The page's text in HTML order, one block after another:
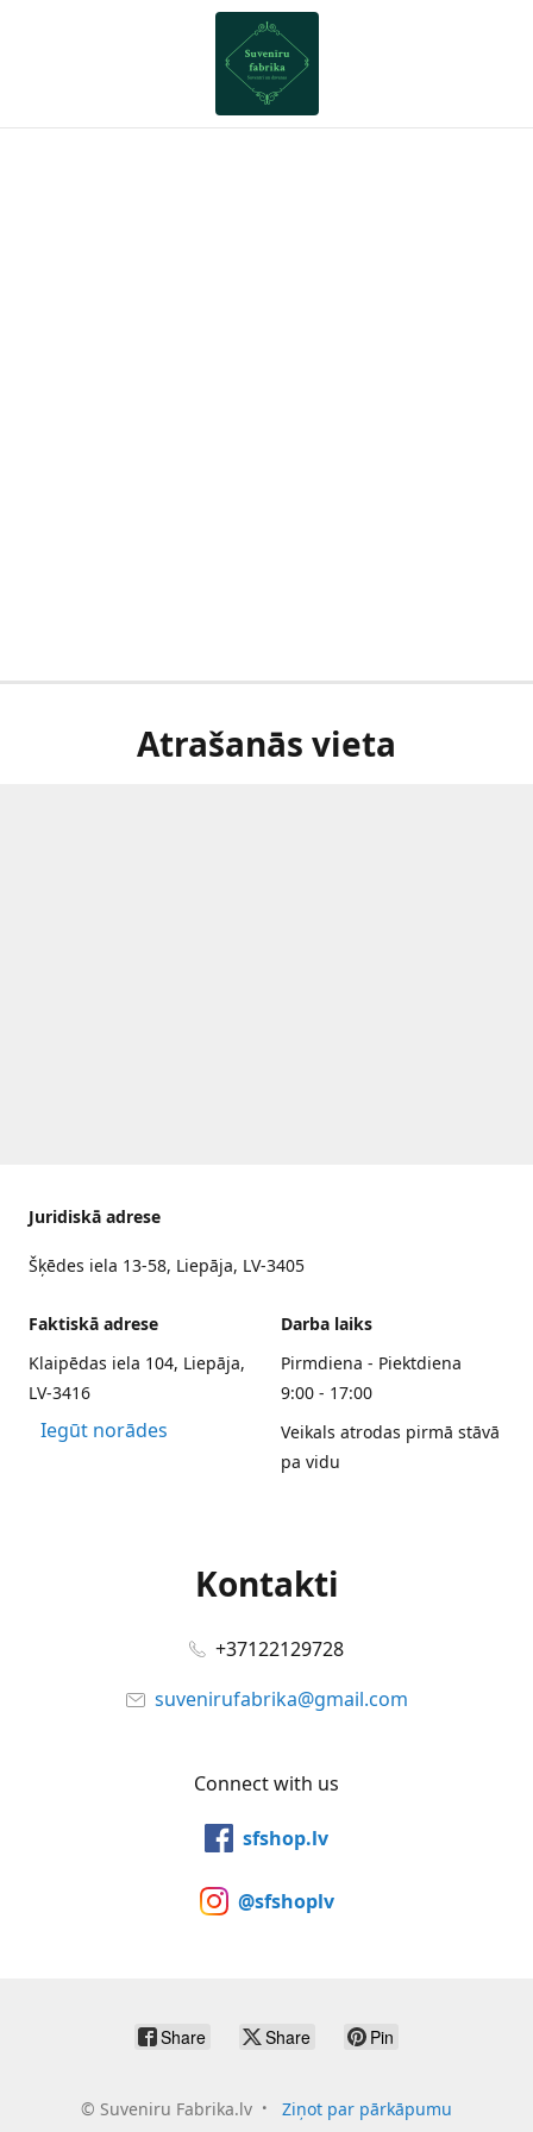
Atrašanās vieta
Juridiskā adrese
Šķēdes iela 13-58, Liepāja, LV-3405
Faktiskā adrese
Klaipēdas iela 104, Liepāja,
LV-3416
Iegūt norādes
Darba laiks
Pirmdiena - Piektdiena
9:00 - 17:00
Veikals atrodas pirmā stāvā
pa vidu
Kontakti
+37122129728
suvenirufabrika@gmail.com
Connect with us
sfshop.lv
@sfshoplv
Share Share Pin
© Suveniru Fabrika.lv Ziņot par pārkāpumu